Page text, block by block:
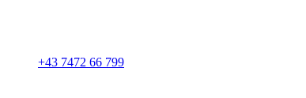
+43 7472 66 799